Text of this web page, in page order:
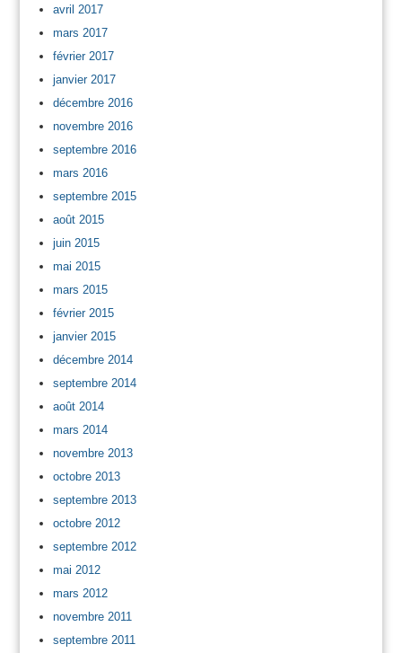
avril 2017
mars 2017
février 2017
janvier 2017
décembre 2016
novembre 2016
septembre 2016
mars 2016
septembre 2015
août 2015
juin 2015
mai 2015
mars 2015
février 2015
janvier 2015
décembre 2014
septembre 2014
août 2014
mars 2014
novembre 2013
octobre 2013
septembre 2013
octobre 2012
septembre 2012
mai 2012
mars 2012
novembre 2011
septembre 2011